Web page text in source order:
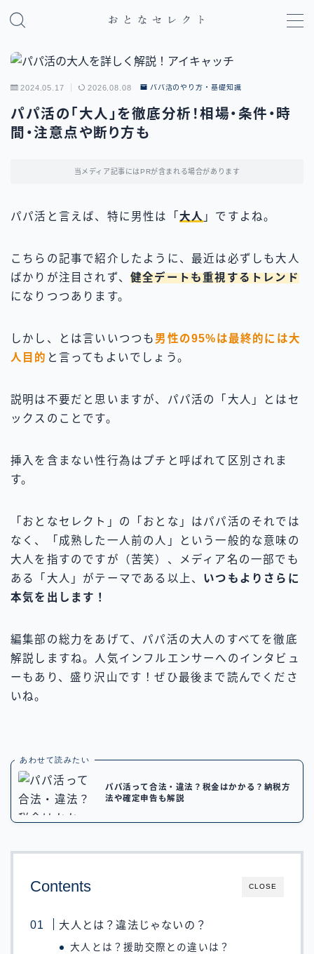
MENU
パパ活のやり方・基礎知識
パパ活アプリ比較
地域別パパ活ガイド
2024.05.17 2026.08.08 パパ活のやり方・基礎知識
パパ活の「大人」を徹底分析！相場・条件・時
間・注意点や断り方も
当メディア記事にはPRが含まれる場合があります
パパ活と言えば、特に男性は「 大人 」ですよね。
こちらの記事で紹介したように、最近は必ずしも大人
ばかりが注目されず、 健全デートも重視するトレンド
になりつつあります。
しかし、とは言いいつつも 男性の95%は最終的には大
人目的 と言ってもよいでしょう。
説明は不要だと思いますが、パパ活の「大人」とはセ
ックスのことです。
挿入を含まない性行為はプチと呼ばれて区別されま
す。
「おとなセレクト」の「おとな」はパパ活のそれでは
なく、「成熟した一人前の人」という一般的な意味の
大人を指すのですが（苦笑）、メディア名の一部でも
ある「大人」がテーマである以上、 いつもよりさらに
本気を出します！
編集部の総力をあげて、パパ活の大人のすべてを徹底
解説しますね。人気インフルエンサーへのインタビュ
ーもあり、盛り沢山です！ぜひ最後まで読んでくださ
いね。
あわせて読みたい
パパ活って合法・違法？税金はかかる？納税方
法や確定申告も解説
CLOSE
Contents
大人とは？違法じゃないの？
大人とは？援助交際との違いは？